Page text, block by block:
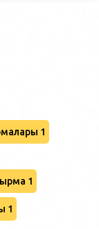
1
1
1